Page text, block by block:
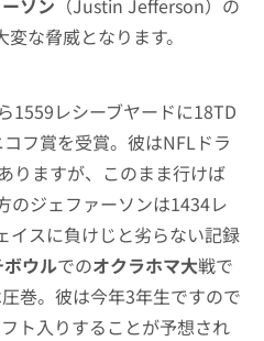
ソン （Justin Jefferson）の
な脅威となります。
1559レシーブヤードに18TD
フ賞を受賞。彼はNFLドラ
りますが、このまま行けば
のジェファーソンは1434レ
イスに負けじと劣らない記録
ボウルでのオクラホマ大戦で
巻。彼は今年3年生ですので
ト入りすることが予想され